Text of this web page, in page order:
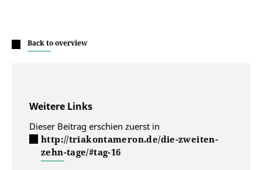
Back to overview
Weitere Links
Dieser Beitrag erschien zuerst in
http://triakontameron.de/die-zweiten-
zehn-tage/#tag-16